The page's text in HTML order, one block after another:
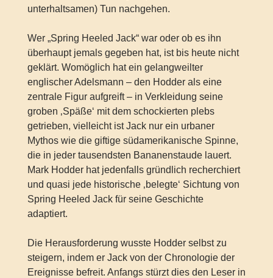
unterhaltsamen) Tun nachgehen.
Wer „Spring Heeled Jack“ war oder ob es ihn
überhaupt jemals gegeben hat, ist bis heute nicht
geklärt. Womöglich hat ein gelangweilter
englischer Adelsmann – den Hodder als eine
zentrale Figur aufgreift – in Verkleidung seine
groben ‚Späße‘ mit dem schockierten plebs
getrieben, vielleicht ist Jack nur ein urbaner
Mythos wie die giftige südamerikanische Spinne,
die in jeder tausendsten Bananenstaude lauert.
Mark Hodder hat jedenfalls gründlich recherchiert
und quasi jede historische ‚belegte‘ Sichtung von
Spring Heeled Jack für seine Geschichte
adaptiert.
Die Herausforderung wusste Hodder selbst zu
steigern, indem er Jack von der Chronologie der
Ereignisse befreit. Anfangs stürzt dies den Leser in